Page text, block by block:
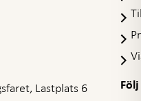
Lastplats 6
Dela på: